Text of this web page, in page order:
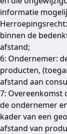
informatie
binnen de
afstand;
6: Ondernemer:
producten,
afstand aan
7: Overeenkomst
de ondernemer
kader van een
afstand van